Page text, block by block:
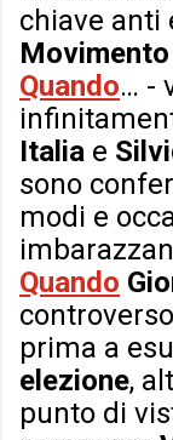
chiave anti
Quando… -
Italia e
sono
modi e
Quando
controverso
prima a
elezione,
punto di